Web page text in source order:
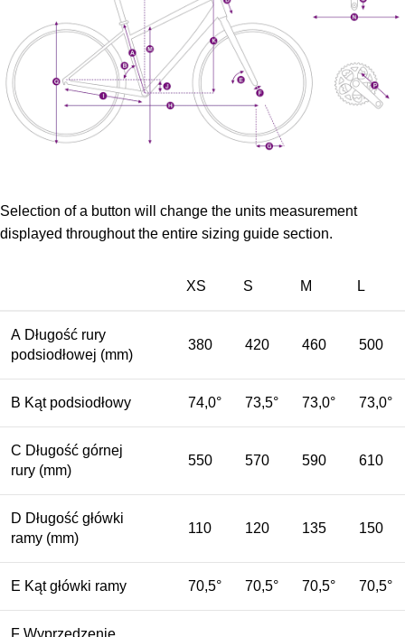
Selection of a button will change the units measurement
displayed throughout the entire sizing guide section.
XS S M L
A Długość rury
podsiodłowej (mm)
380 420 460 500
B Kąt podsiodłowy 74,0° 73,5° 73,0° 73,0°
C Długość górnej
rury (mm)
550 570 590 610
D Długość główki
ramy (mm)
110 120 135 150
E Kąt główki ramy 70,5° 70,5° 70,5° 70,5°
F Wyprzedzenie